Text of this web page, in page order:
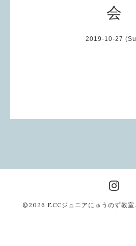
会
2019-10-27
©2026 ECCジュニアにゅうのず教室